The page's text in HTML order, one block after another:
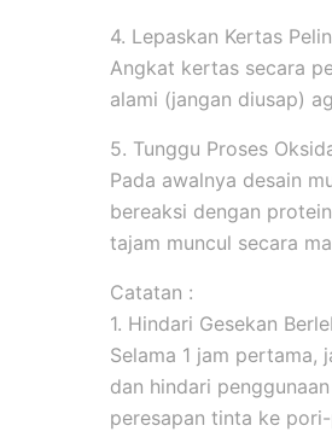
4. Lepaskan Kertas
Angkat kertas secara
alami (jangan diusap)
5. Tunggu Proses
Pada awalnya desain
bereaksi dengan
tajam muncul secara
Catatan :
1. Hindari Gesekan
Selama 1 jam pertama,
dan hindari
peresapan tinta ke